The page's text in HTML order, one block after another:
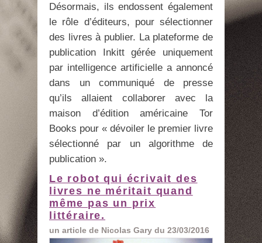
Désormais, ils endossent également
le rôle d’éditeurs, pour sélectionner
des livres à publier. La plateforme de
publication Inkitt gérée uniquement
par intelligence artificielle a annoncé
dans un communiqué de presse
qu’ils allaient collaborer avec la
maison d’édition américaine Tor
Books pour « dévoiler le premier livre
sélectionné par un algorithme de
publication ».
Le robot qui écrivait des
livres ne méritait quand
même pas un prix
littéraire.
un article de Nicolas Gary du 23/03/2016